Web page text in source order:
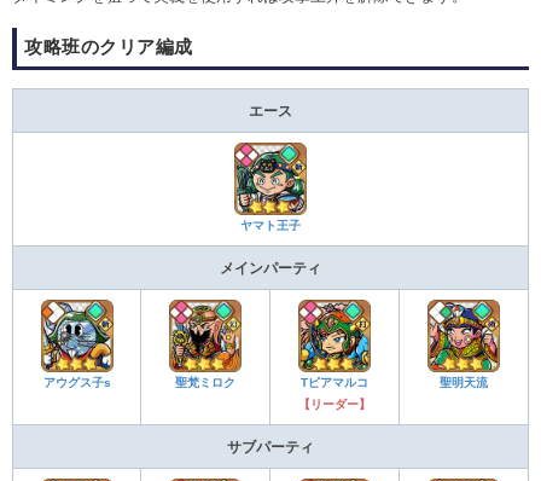
攻略班のクリア編成
エース
ヤマト王子
メインパーティ
アウグス子s 聖梵ミロク
Tピアマルコ
【リーダー】
聖明天流
サブパーティ